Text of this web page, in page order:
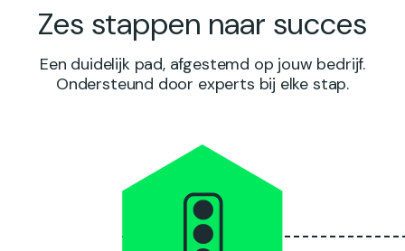
Zes stappen naar succes
Een duidelijk pad, afgestemd op jouw bedrijf.
Ondersteund door experts bij elke stap.